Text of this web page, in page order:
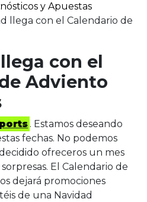
y Apuestas
llega con el Calendario de
con el
Adviento
. Estamos deseando
fechas. No podemos
ofreceros un mes
El Calendario de
dejará promociones
de una Navidad